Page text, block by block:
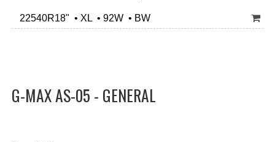
22540R18" • XL • 92W • BW
G-MAX AS-05 - GENERAL